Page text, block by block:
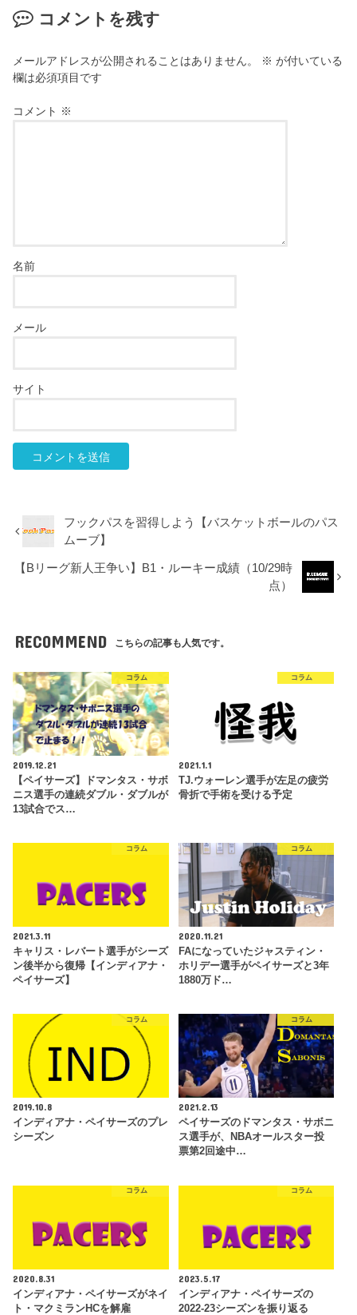
コメントを残す
メールアドレスが公開されることはありません。 ※ が付いている
欄は必須項目です
コメント ※
名前
メール
サイト
フックパスを習得しよう【バスケットボールのパス
ムーブ】
【Bリーグ新人王争い】B1・ルーキー成績（10/29時
点）
RECOMMEND こちらの記事も人気です。
コラム
2019.12.21
【ペイサーズ】ドマンタス・サボ
ニス選手の連続ダブル・ダブルが
13試合でス…
コラム
2021.1.1
TJ.ウォーレン選手が左足の疲労
骨折で手術を受ける予定
コラム
2021.3.11
キャリス・レバート選手がシーズ
ン後半から復帰【インディアナ・
ペイサーズ】
コラム
2020.11.21
FAになっていたジャスティン・
ホリデー選手がペイサーズと3年
1880万ド…
コラム
2019.10.8
インディアナ・ペイサーズのプレ
シーズン
コラム
2021.2.13
ペイサーズのドマンタス・サボニ
ス選手が、NBAオールスター投
票第2回途中…
コラム
2020.8.31
インディアナ・ペイサーズがネイ
ト・マクミランHCを解雇
コラム
2023.5.17
インディアナ・ペイサーズの
2022-23シーズンを振り返る